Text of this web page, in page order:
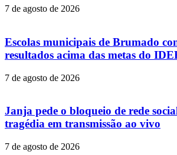
7 de agosto de 2026
Escolas municipais de Brumado
resultados acima das metas do
7 de agosto de 2026
Janja pede o bloqueio de rede
tragédia em transmissão ao vivo
7 de agosto de 2026